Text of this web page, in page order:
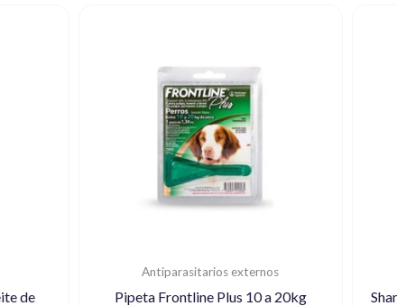
de
Antiparasitarios externos
Pipeta Frontline Plus 10 a 20kg